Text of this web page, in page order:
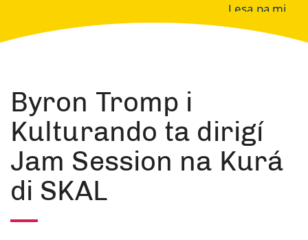
Lesa pa mi
Byron Tromp i
Kulturando ta dirigí
Jam Session na Kurá
di SKAL